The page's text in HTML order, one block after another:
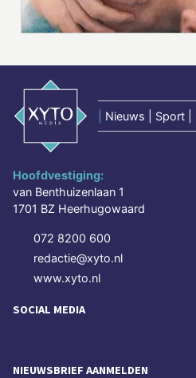
Nieuws | Sport |
Hoofdvestiging:
van Benthuizenlaan 1
1701 BZ Heerhugowaard
072 8200 600
redactie@xyto.nl
www.xyto.nl
SOCIAL MEDIA
NIEUWSBRIEF AANMELDEN